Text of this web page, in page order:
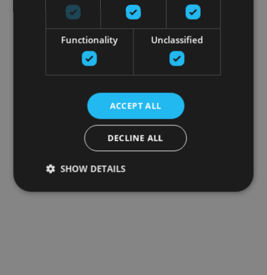
Functionality Unclassified
ACCEPT ALL
DECLINE ALL
SHOW DETAILS